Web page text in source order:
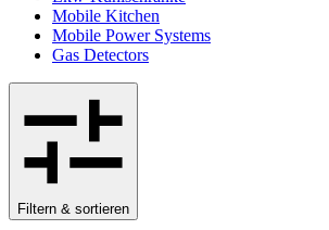
Mobile Kitchen
Mobile Power Systems
Gas Detectors
Filtern & sortieren